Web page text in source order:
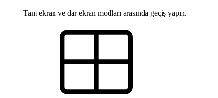
Tam ekran ve dar ekran modları arasında geçiş yapın.